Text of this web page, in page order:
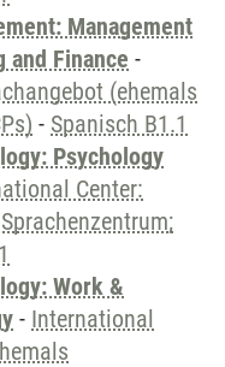
Management
and Finance -
(ehemals
- Spanisch B1.1
Psychology
Center:
Work &
- International